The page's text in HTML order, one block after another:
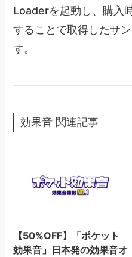
Loaderを起動し、購入
することで取得したサ
す。
効果音 関連記事
【50%OFF】「ポケット
効果音」日本発の効果音オ